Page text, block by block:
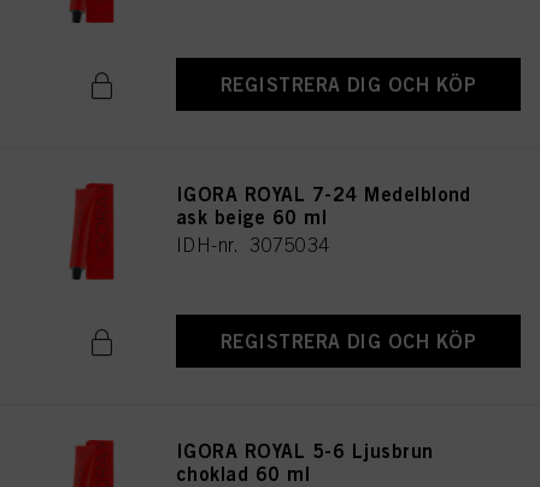
REGISTRERA DIG OCH KÖP
IGORA ROYAL 7-24 Medelblond
ask beige 60 ml
IDH-nr. 3075034
REGISTRERA DIG OCH KÖP
IGORA ROYAL 5-6 Ljusbrun
choklad 60 ml